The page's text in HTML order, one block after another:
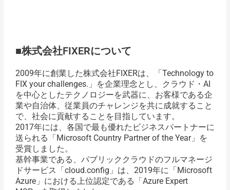
■株式会社FIXERについて
2009年に創業した株式会社FIXERは、「Technology to
FIX your challenges.」を企業理念とし、クラウド・AI
を中心としたテクノロジーを武器に、お客様である企
業や自治体、従業員のチャレンジを共に成就すること
で、社会に貢献することを目指しています。
2017年には、各国で最も優れたビジネスパートナーに
送られる「Microsoft Country Partner of the Year」を
受賞しました。
基幹事業である、パブリッククラウドのフルマネージ
ドサービス「cloud.config」は、2019年に「Microsoft
Azure」における上位認定である「Azure Expert